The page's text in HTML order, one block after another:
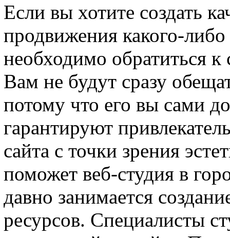
Если вы хотите создать
продвижения какого-либо
необходимо обратиться к
Вам не будут сразу
потому что его вы сами
гарантируют
сайта с точки зрения
поможет веб-студия в
давно занимается
ресурсов. Специалисты